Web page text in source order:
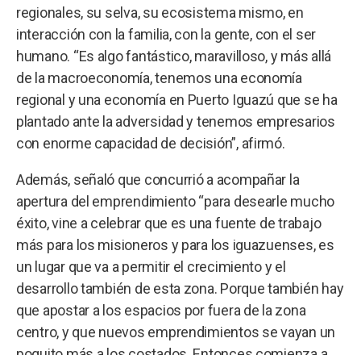
regionales, su selva, su ecosistema mismo, en
interacción con la familia, con la gente, con el ser
humano. “Es algo fantástico, maravilloso, y más allá
de la macroeconomía, tenemos una economía
regional y una economía en Puerto Iguazú que se ha
plantado ante la adversidad y tenemos empresarios
con enorme capacidad de decisión”, afirmó.
Además, señaló que concurrió a acompañar la
apertura del emprendimiento “para desearle mucho
éxito, vine a celebrar que es una fuente de trabajo
más para los misioneros y para los iguazuenses, es
un lugar que va a permitir el crecimiento y el
desarrollo también de esta zona. Porque también hay
que apostar a los espacios por fuera de la zona
centro, y que nuevos emprendimientos se vayan un